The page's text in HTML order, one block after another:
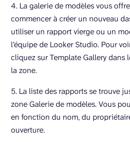
4. La galerie de modèles vous
commencer à créer un nouveau
utiliser un rapport vierge ou un
l’équipe de Looker Studio. Pour
cliquez sur Template Gallery
la zone.
5. La liste des rapports se trouve
zone Galerie de modèles. Vous
en fonction du nom, du
ouverture.